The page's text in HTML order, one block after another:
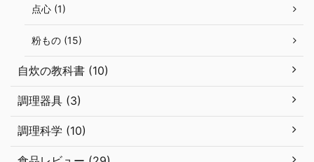
点心 (1)
粉もの (15)
自炊の教科書 (10)
調理器具 (3)
調理科学 (10)